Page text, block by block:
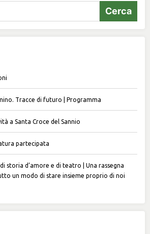
Cerca
Tracce di futuro | Programma
a Santa Croce del Sannio
partecipata
di storia d’amore e di teatro | Una rassegna
un modo di stare insieme proprio di noi